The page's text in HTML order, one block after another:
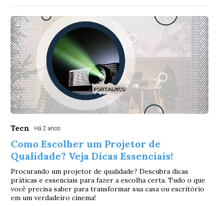
Tecn Há 2 anos
Como Escolher um Projetor de
Qualidade? Veja Dicas Essenciais!
Procurando um projetor de qualidade? Descubra dicas
práticas e essenciais para fazer a escolha certa. Tudo o que
você precisa saber para transformar sua casa ou escritório
em um verdadeiro cinema!